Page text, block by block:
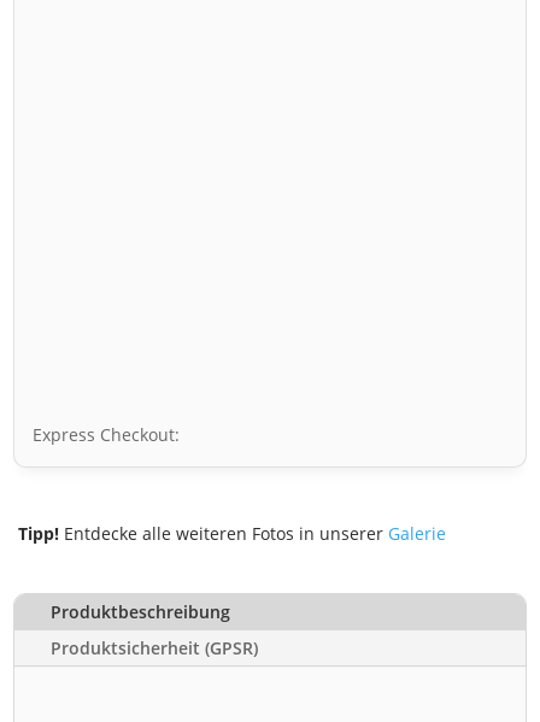
Express Checkout:
Tipp! Entdecke alle weiteren Fotos in unserer Galerie
Produktbeschreibung
Produktsicherheit (GPSR)